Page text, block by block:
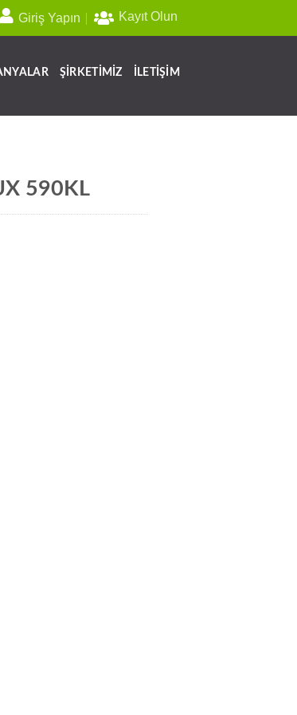
Giriş Yapın Kayıt Olun
ŞİRKETİMİZ İLETİŞİM
590KL